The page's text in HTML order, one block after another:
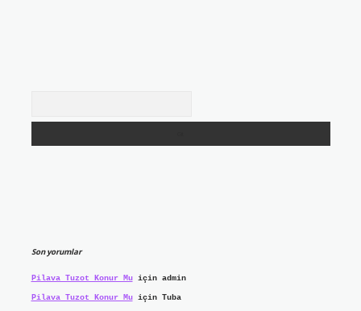
Son yorumlar
Pilava Tuzot Konur Muiçin admin
Pilava Tuzot Konur Muiçin Tuba